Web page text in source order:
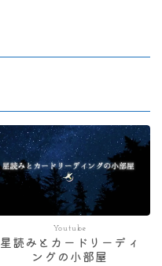
Youtube
星読みとカードリーディ
ングの小部屋